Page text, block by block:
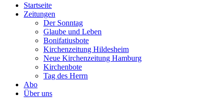
Startseite
Zeitungen
Der Sonntag
Glaube und Leben
Bonifatiusbote
Kirchenzeitung Hildesheim
Neue Kirchenzeitung Hamburg
Kirchenbote
Tag des Herrn
Abo
Über uns